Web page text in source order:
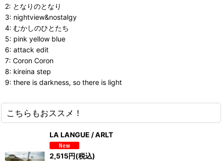
2: となりのとなり
3: nightview&nostalgy
4: むかしのひとたち
5: pink yellow blue
6: attack edit
7: Coron Coron
8: kireina step
9: there is darkness, so there is light
こちらもおススメ！
LA LANGUE / ARLT
2,515円(税込)